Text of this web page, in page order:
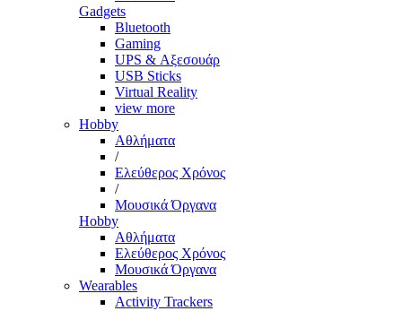
Gadgets
Bluetooth
Gaming
UPS & Αξεσουάρ
USB Sticks
Virtual Reality
view more
Hobby
Αθλήματα
/
Ελεύθερος Χρόνος
/
Μουσικά Όργανα
Hobby
Αθλήματα
Ελεύθερος Χρόνος
Μουσικά Όργανα
Wearables
Activity Trackers